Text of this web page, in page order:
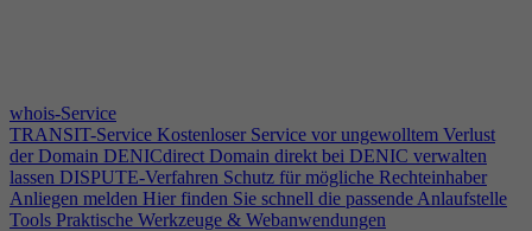
whois-Service
TRANSIT-Service Kostenloser Service vor ungewolltem Verlust
der Domain DENICdirect Domain direkt bei DENIC verwalten
lassen DISPUTE-Verfahren Schutz für mögliche Rechteinhaber
Anliegen melden Hier finden Sie schnell die passende Anlaufstelle
Tools Praktische Werkzeuge & Webanwendungen